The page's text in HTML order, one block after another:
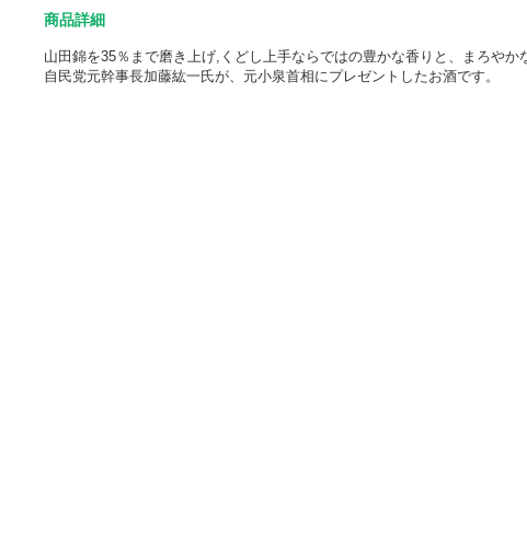
商品詳細
山田錦を35％まで磨き上げ,くどし上手ならではの豊かな香りと、まろやか
自民党元幹事長加藤紘一氏が、元小泉首相にプレゼントしたお酒です。